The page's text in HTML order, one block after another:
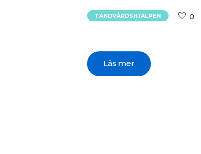
TANDVÅRDSHJÄLPEN 0
Läs mer